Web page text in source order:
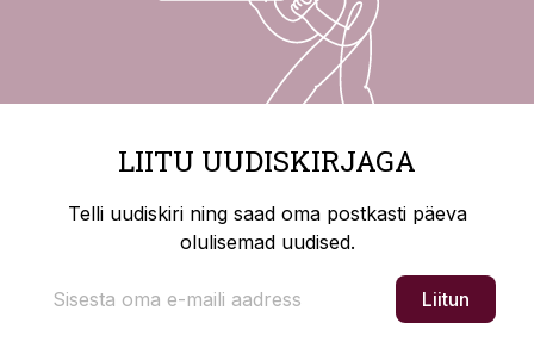
LIITU UUDISKIRJAGA
Telli uudiskiri ning saad oma postkasti päeva
olulisemad uudised.
Liitun